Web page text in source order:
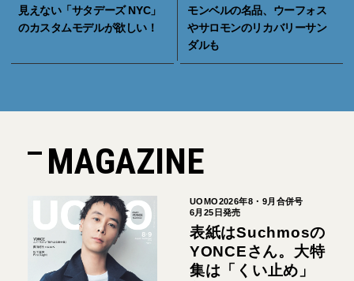
見えない「サタデーズ NYC」
のカスタムモデルが欲しい！
モンベルの名品、ウーフォス
やサロモンのリカバリーサン
ダルも
MAGAZINE
UOMO2026年8・9月合併号
6月25日発売
表紙はSuchmosの
YONCEさん。大特
集は「くい止め」